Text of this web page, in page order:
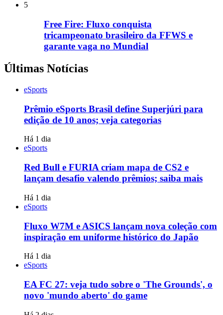
5
Free Fire: Fluxo conquista
tricampeonato brasileiro da FFWS e
garante vaga no Mundial
Últimas Notícias
eSports
Prêmio eSports Brasil define Superjúri para
edição de 10 anos; veja categorias
Há 1 dia
eSports
Red Bull e FURIA criam mapa de CS2 e
lançam desafio valendo prêmios; saiba mais
Há 1 dia
eSports
Fluxo W7M e ASICS lançam nova coleção com
inspiração em uniforme histórico do Japão
Há 1 dia
eSports
EA FC 27: veja tudo sobre o 'The Grounds', o
novo 'mundo aberto' do game